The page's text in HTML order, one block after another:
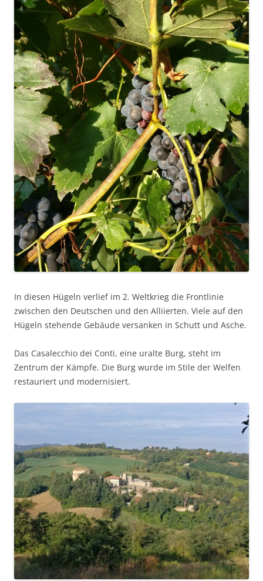
In diesen Hügeln verlief im 2. Weltkrieg die Frontlinie
zwischen den Deutschen und den Alliierten. Viele auf den
Hügeln stehende Gebäude versanken in Schutt und Asche.
Das Casalecchio dei Conti, eine uralte Burg, steht im
Zentrum der Kämpfe. Die Burg wurde im Stile der Welfen
restauriert und modernisiert.